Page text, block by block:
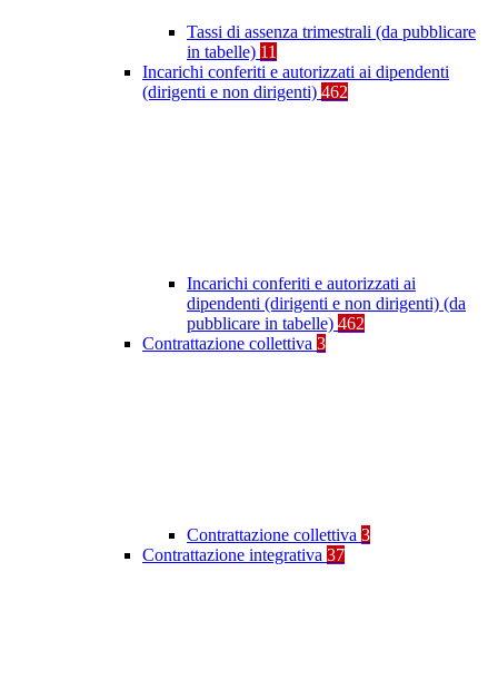
Tassi di assenza trimestrali (da pubblicare
in tabelle) 11
Incarichi conferiti e autorizzati ai dipendenti
(dirigenti e non dirigenti) 462
Incarichi conferiti e autorizzati ai
dipendenti (dirigenti e non dirigenti) (da
pubblicare in tabelle) 462
Contrattazione collettiva 3
Contrattazione collettiva 3
Contrattazione integrativa 37